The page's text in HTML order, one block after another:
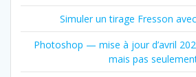
Simuler un tirage Fresson
Photoshop — mise à jour d’avril
mais pas